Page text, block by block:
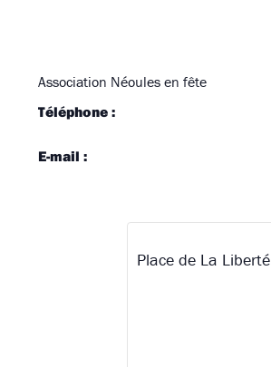
Association Néoules en fête
Téléphone :
E-mail :
Place de La Liberté